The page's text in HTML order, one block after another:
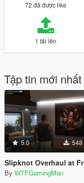
72 đã được like
1 tải lên
Tập tin mới nhất
5.0 548
Slipknot Overhaul at Franklin's House
By WTFGamingMan